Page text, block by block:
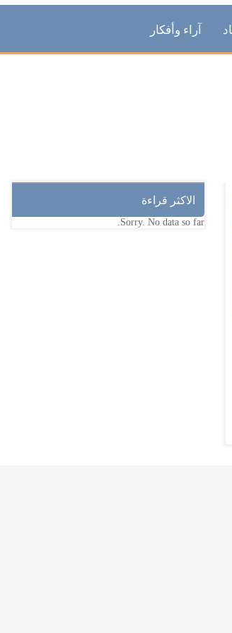
آراء وأفكار
الاكثر قراءة
Sorry. No data so far.